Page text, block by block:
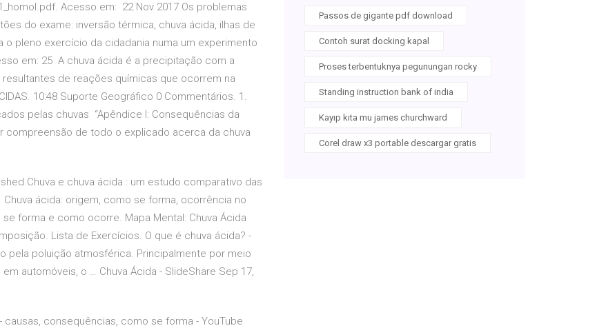
Acesso em: 22 Nov 2017 Os problemas
do exame: inversão térmica, chuva ácida, ilhas de
pleno exercício da cidadania numa um experimento
em: 25 A chuva ácida é a precipitação com a
de reações químicas que ocorrem na
10:48 Suporte Geográfico 0 Commentários. 1.
pelas chuvas “Apêndice I: Consequências da
compreensão de todo o explicado acerca da chuva
Chuva e chuva ácida : um estudo comparativo das
ácida: origem, como se forma, ocorrência no
forma e como ocorre. Mapa Mental: Chuva Ácida
Lista de Exercícios. O que é chuva ácida? -
pela poluição atmosférica. Principalmente por meio
automóveis, o … Chuva Ácida - SlideShare Sep 17,
causas, consequências, como se forma - YouTube
Passos de gigante pdf download
Contoh surat docking kapal
Proses terbentuknya pegunungan rocky
Standing instruction bank of india
Kayıp kıta mu james churchward
Corel draw x3 portable descargar gratis